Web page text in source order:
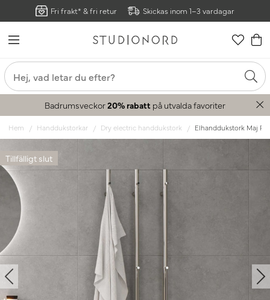
Fri frakt* & fri retur Skickas inom 1–3 vardagar
Badrumsveckor20% rabatt på utvalda favoriter
Hem Handdukstorkar Dry electric handdukstork Elhanddukstork Maj
Tillfälligt slut